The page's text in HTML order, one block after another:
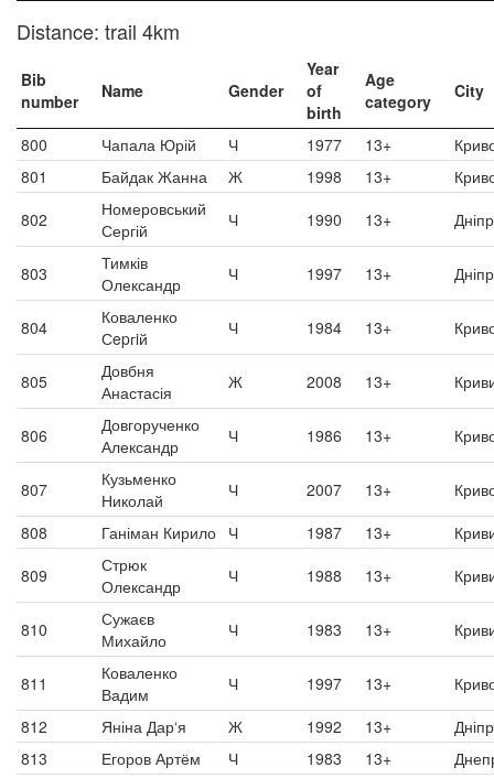
Distance: trail 4km
Bib
number
Name Gender
Year
of
birth
Age
category
City
800 Чапала Юрій Ч 1977 13+
801
Байдак Жанна Ж 1998 13+
802
Номеровський
Сергій
Ч 1990 13+
803
Тимків
Олександр
Ч 1997 13+
804
Коваленко
Сepгiй
Ч 1984 13+
805
Довбня
Анастасія
Ж 2008 13+
806
Довгорученко
Александр
Ч 1986 13+
807
Кузьменко
Николай
Ч 2007 13+
808
Ганіман Кирило Ч 1987 13+
809
Стрюк
Олександр
Ч 1988 13+
810
Сужаєв
Михайло
Ч 1983 13+
811
Коваленко
Вадим
Ч 1997 13+
812
Яніна Дар‘я Ж 1992 13+
813
Егоров Артём Ч 1983 13+